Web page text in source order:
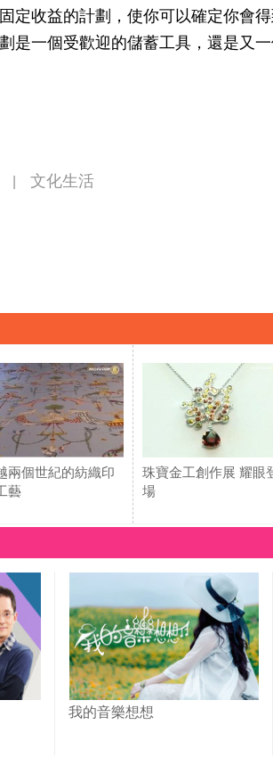
定收益的計劃，使你可以確定你會
是一個受歡迎的儲蓄工具，還是又
文化生活
兩個世紀的紡織印
藝
珠寶金工創作展 耀眼
場
我的音樂想想